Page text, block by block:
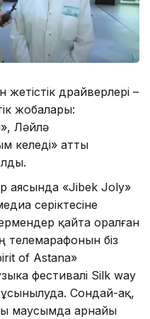
жетістік драйверлері –
жобалары:
Ләйлә
келеді» атты
аясында «Jibek Joly»
серіктесіне
қайта оралған
біз
of Astana»
фестивалі Silk way
Сондай-ақ,
маусымда арнайы